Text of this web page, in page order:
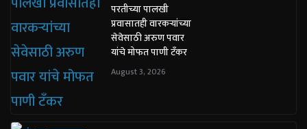
परतीच्या पालखी
प्रवासातही वारकऱ्यांच्या
सेवेसाठी अरुण पवार
यांचे मोफत पाणी टँकर
August 3, 2026